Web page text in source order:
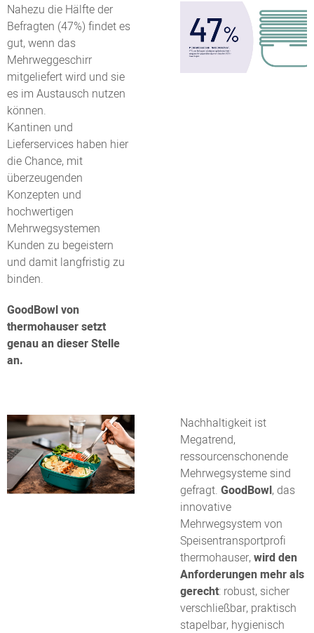
Nahezu die Hälfte der
Befragten (47%) findet es
gut, wenn das
Mehrweggeschirr
mitgeliefert wird und sie
es im Austausch nutzen
können.
Kantinen und
Lieferservices haben hier
die Chance, mit
überzeugenden
Konzepten und
hochwertigen
Mehrwegsystemen
Kunden zu begeistern
und damit langfristig zu
binden.
GoodBowl von
thermohauser setzt
genau an dieser Stelle
an.
Nachhaltigkeit ist
Megatrend,
ressourcenschonende
Mehrwegsysteme sind
gefragt. GoodBowl, das
innovative
Mehrwegsystem von
Speisentransportprofi
thermohauser, wird den
Anforderungen mehr als
gerecht: robust, sicher
verschließbar, praktisch
stapelbar, hygienisch